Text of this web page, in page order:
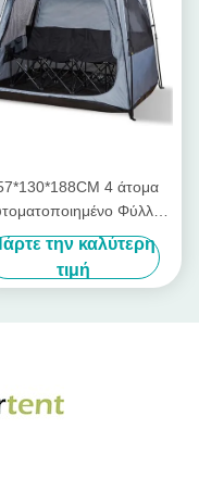
4 άτομα
Φύλλο
Γκρι Πολυεστέρα
Pop Up Αθλητική σκηνή
Μία στρώση
την καλύτερη
τιμή